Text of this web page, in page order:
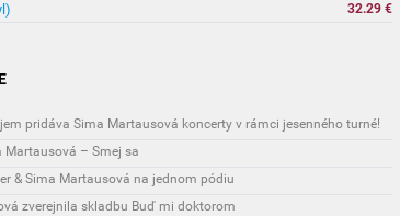
32.29 €
pridáva Sima Martausová koncerty v rámci jesenného turné!
Martausová – Smej sa
& Sima Martausová na jednom pódiu
zverejnila skladbu Buď mi doktorom